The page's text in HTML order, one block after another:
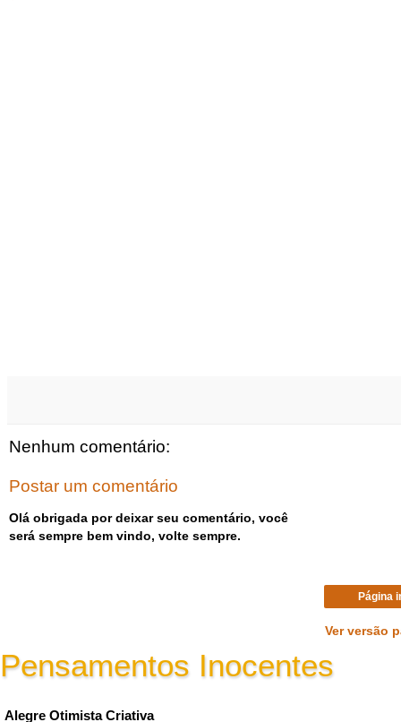
Nenhum comentário:
Postar um comentário
Olá obrigada por deixar seu comentário, você
será sempre bem vindo, volte sempre.
Página
Ver versão
Pensamentos Inocentes
Alegre Otimista Criativa